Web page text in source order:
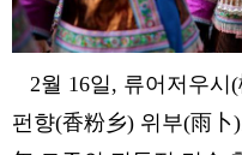
2월 16일, 류어저우시
펀향(香粉乡) 위부(雨卜